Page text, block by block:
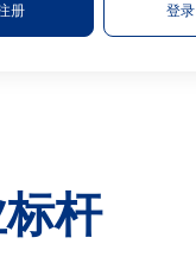
册 登录
杆